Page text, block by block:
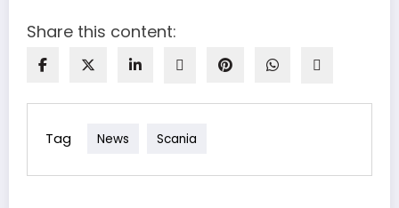
Share this content:
Tag News Scania